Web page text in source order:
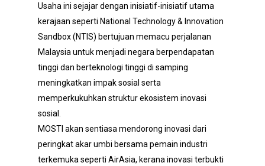
Usaha ini sejajar dengan inisiatif-inisiatif utama
kerajaan seperti National Technology & Innovation
Sandbox (NTIS) bertujuan memacu perjalanan
Malaysia untuk menjadi negara berpendapatan
tinggi dan berteknologi tinggi di samping
meningkatkan impak sosial serta
memperkukuhkan struktur ekosistem inovasi
sosial.
MOSTI akan sentiasa mendorong inovasi dari
peringkat akar umbi bersama pemain industri
terkemuka seperti AirAsia, kerana inovasi terbukti